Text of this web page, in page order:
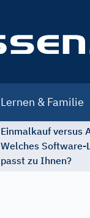
Lernen & Familie
Einmalkauf versus
Welches Software-
passt zu Ihnen?